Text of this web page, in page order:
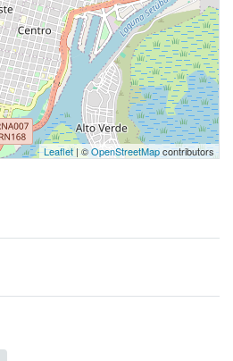
Leaflet| ©OpenStreetMapcontributors